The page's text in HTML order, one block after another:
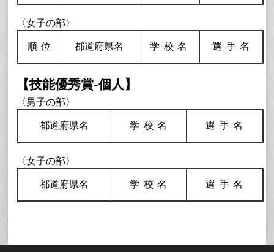
〈女子の部〉
順位 都道府県名 学校名 選手名
【技能優秀賞-個人】
〈男子の部〉
都道府県名 学校名 選手名
〈女子の部〉
都道府県名 学校名 選手名